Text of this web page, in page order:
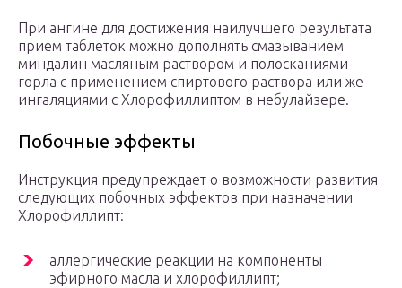
При ангине для достижения наилучшего результата
прием таблеток можно дополнять смазыванием
миндалин масляным раствором и полосканиями
горла с применением спиртового раствора или же
ингаляциями с Хлорофиллиптом в небулайзере.
Побочные эффекты
Инструкция предупреждает о возможности развития
следующих побочных эффектов при назначении
Хлорофиллипт:
аллергические реакции на компоненты
эфирного масла и хлорофиллипт;